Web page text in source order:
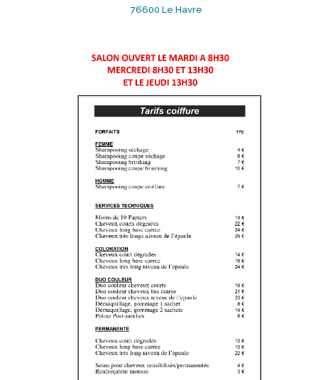
PRESTATIONS CLIENTS
SAVEURS EN REGION
02 35 22 41 31
33 Rue de Fleurus
76600 Le Havre
76600 Le Havre